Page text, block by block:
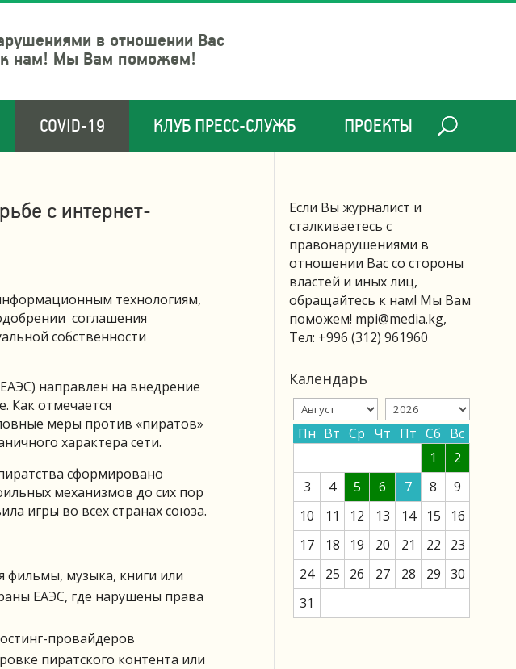
в отношении Вас
к нам! Мы Вам поможем!
COVID-19 КЛУБ ПРЕСС-СЛУЖБ ПРОЕКТЫ
с интернет-
технологиям,
соглашения
собственности
направлен на внедрение
Как отмечается
меры против «пиратов»
характера сети.
сформировано
механизмов до сих пор
игры во всех странах союза.
фильмы, музыка, книги или
ЕАЭС, где нарушены права
провайдеров
пиратского контента или
Если Вы журналист и
сталкиваетесь с
правонарушениями в
отношении Вас со стороны
властей и иных лиц,
обращайтесь к нам! Мы Вам
поможем! mpi@media.kg,
Тел: +996 (312) 961960
Календарь
Пн Вт Ср Чт Пт Сб Вс
1
2
3
4 5 6 7 8
9
10
11 12 13 14 15
16
17
18 19 20 21 22
23
24
25 26 27 28 29 30
31